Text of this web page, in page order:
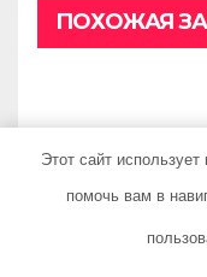
ПОХОЖАЯ
UNCATEGORISED
Хроно
тишины:
между
Этот сайт
помочь вам в